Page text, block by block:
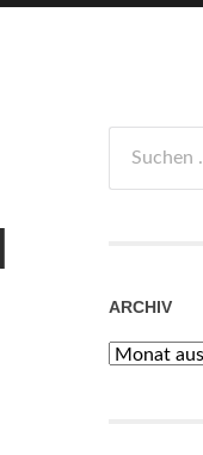
nach:
ARCHIV
Archiv